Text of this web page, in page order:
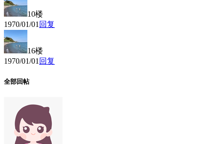
10楼
1970/01/01 回复
16楼
1970/01/01 回复
全部回帖